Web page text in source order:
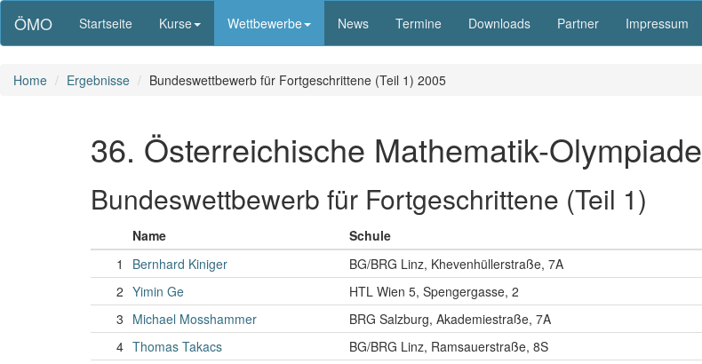
ÖMO Startseite Kurse Wettbewerbe News Termine Downloads Partner Impressum
Home Ergebnisse Bundeswettbewerb für Fortgeschrittene (Teil 1) 2005
36. Österreichische Mathematik-Olympiade
Bundeswettbewerb für Fortgeschrittene (Teil 1)
Name Schule
1
Bernhard Kiniger BG/BRG Linz, Khevenhüllerstraße, 7A
2 Yimin Ge HTL Wien 5, Spengergasse, 2
3 Michael Mosshammer BRG Salzburg, Akademiestraße, 7A
4 Thomas Takacs BG/BRG Linz, Ramsauerstraße, 8S